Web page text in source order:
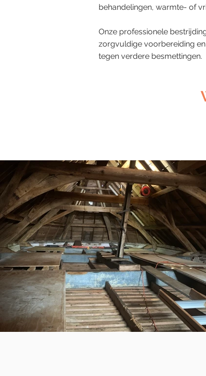
behandelingen, warmte- of
Onze professionele
zorgvuldige voorbereiding
tegen verdere besmettingen.